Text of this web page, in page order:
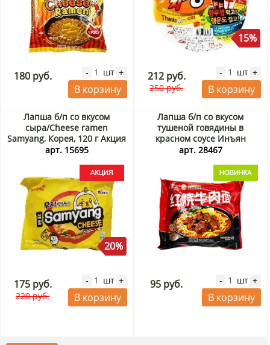
180 руб. - шт +
В корзину
15%
212 руб.
250 руб.
- шт +
В корзину
Лапша б/п со вкусом
сыра/Cheese ramen
Samyang, Корея, 120 г Акция
арт. 15695
20%
175 руб.
220 руб.
- шт +
В корзину
Лапша б/п со вкусом
тушеной говядины в
красном соусе Инъян
Вэйши / Yingyangweishi,
арт. 28467
95 руб. - шт +
В корзину